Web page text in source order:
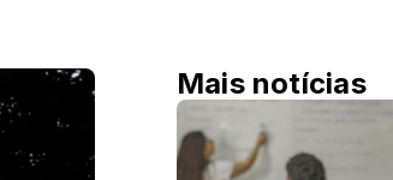
Mais notícias